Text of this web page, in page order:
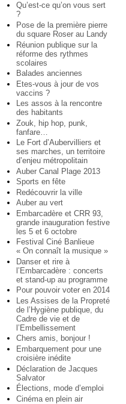
Qu’est-ce qu’on vous sert
?
Pose de la première pierre
du square Roser au Landy
Réunion publique sur la
réforme des rythmes
scolaires
Balades anciennes
Etes-vous à jour de vos
vaccins ?
Les assos à la rencontre
des habitants
Zouk, hip hop, punk,
fanfare…
Le Fort d’Aubervilliers et
ses marches, un territoire
d’enjeu métropolitain
Auber Canal Plage 2013
Sports en fête
Redécouvrir la ville
Auber au vert
Embarcadère et CRR 93,
grande inauguration festive
les 5 et 6 octobre
Festival Ciné Banlieue
« On connaît la musique »
Danser et rire à
l’Embarcadère : concerts
et stand-up au programme
Pour pouvoir voter en 2014
Les Assises de la Propreté
de l’Hygiène publique, du
Cadre de vie et de
l’Embellissement
Chers amis, bonjour !
Embarquement pour une
croisière inédite
Déclaration de Jacques
Salvator
Élections, mode d’emploi
Cinéma en plein air